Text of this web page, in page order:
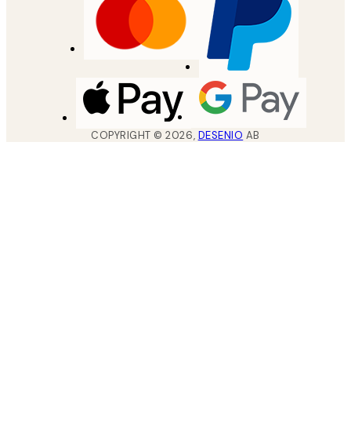
COPYRIGHT ©2026, DESENIO AB